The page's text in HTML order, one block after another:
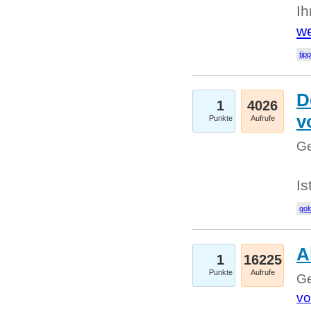
1
Punkte
4026
Aufrufe
1
Punkte
16225
Aufrufe